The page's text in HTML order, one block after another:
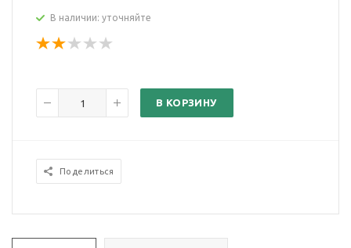
В наличии: уточняйте
В КОРЗИНУ
Поделиться